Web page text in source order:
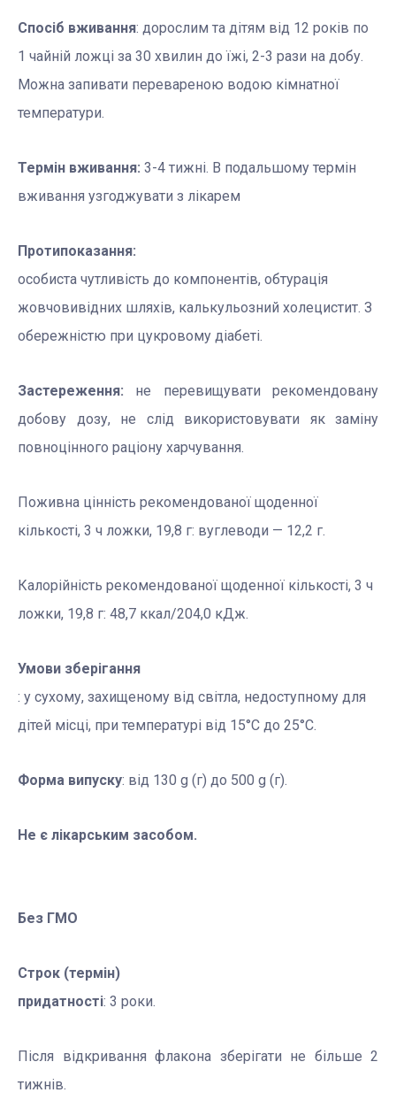
Спосіб вживання: дорослим та дітям від 12 років по
1 чайній ложці за 30 хвилин до їжі, 2-3 рази на добу.
Можна запивати перевареною водою кімнатної
температури.
Термін вживання: 3-4 тижні. В подальшому термін
вживання узгоджувати з лікарем
Протипоказання:
особиста чутливість до компонентів, обтурація
жовчовивідних шляхів, калькульозний холецистит. З
обережністю при цукровому діабеті.
Застереження:
не перевищувати рекомендовану
добову дозу, не слід використовувати як заміну
повноцінного раціону харчування.
Поживна цінність рекомендованої щоденної
кількості, 3 ч ложки, 19,8 г: вуглеводи — 12,2 г.
Калорійність рекомендованої щоденної кількості, 3 ч
ложки, 19,8 г: 48,7 ккал/204,0 кДж.
Умови зберігання
: у сухому, захищеному від світла, недоступному для
дітей місці, при температурі від 15°С до 25°С.
Форма випуску: від 130 g (г) до 500 g (г).
Не є лікарським засобом.
Без ГМО
Строк (термін)
придатності: 3 роки.
Після відкривання флакона зберігати не більше 2
тижнів.